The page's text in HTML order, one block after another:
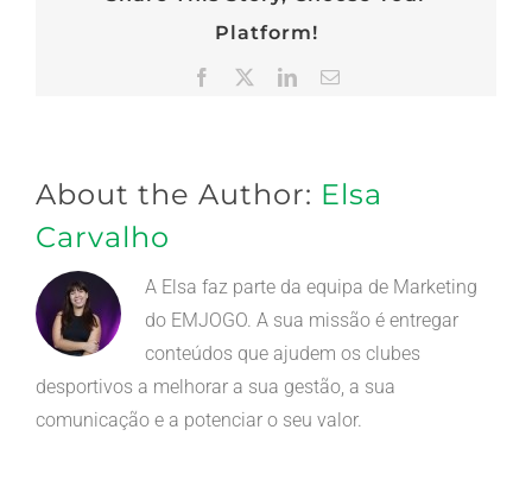
Platform!
Facebook LinkedInEmail
About the Author: Elsa
Carvalho
A Elsa faz parte da equipa de Marketing
do EMJOGO. A sua missão é entregar
conteúdos que ajudem os clubes
desportivos a melhorar a sua gestão, a sua
comunicação e a potenciar o seu valor.